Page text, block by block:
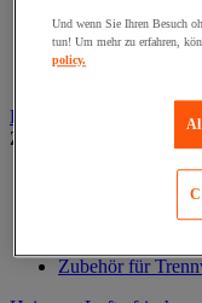
Spezielle
Spinde mit 1 Tür
Hallenbüros, Kabinen
Zur gesamten
Hallenbüros,
Streifenvorhang
Zubehör für
Und wenn Sie Ihren Besuch
tun! Um mehr zu erfahren,
policy.